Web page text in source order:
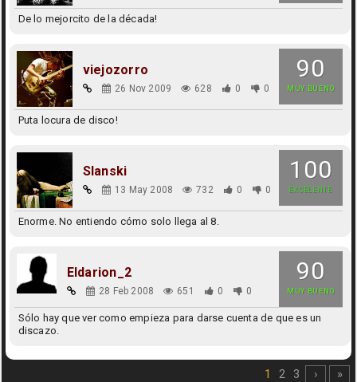
De lo mejorcito de la década!
90
MUY BUENO
viejozorro
26 Nov 2009 628 0 0
Puta locura de disco!
100
EXCELENTE
Slanski
13 May 2008 732 0 0
Enorme. No entiendo cómo solo llega al 8.
90
MUY BUENO
Eldarion_2
28 Feb 2008 651 0 0
Sólo hay que ver como empieza para darse cuenta de que es un
discazo.
1 2 3 › »